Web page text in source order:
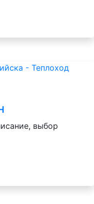
выбор